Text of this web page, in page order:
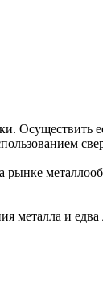
металла и